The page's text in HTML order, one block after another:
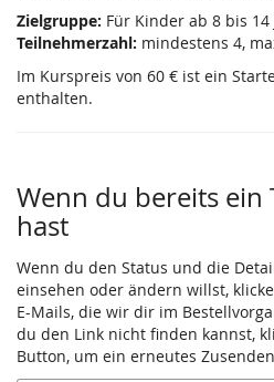
Zielgruppe: Für Kinder ab 8 bis 14
Teilnehmerzahl: mindestens 4,
Im Kurspreis von 60 € ist ein
enthalten.
Wenn du bereits ein
hast
Wenn du den Status und die
einsehen oder ändern willst,
E-Mails, die wir dir im
du den Link nicht finden kannst,
Button, um ein erneutes